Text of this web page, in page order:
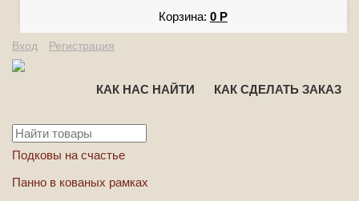
Корзина: 0 Р
Вход Регистрация
КАК НАС НАЙТИ КАК СДЕЛАТЬ ЗАКАЗ
Подковы на счастье
Панно в кованых рамках